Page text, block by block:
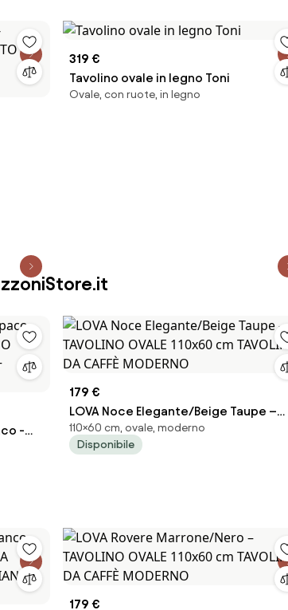
319 €
Tavolino ovale in legno Toni
Ovale, con ruote, in legno
-
179 €
LOVA Noce Elegante/Beige Taupe –
TAVOLINO OVALE 110x60 cm TAVOLINO
DA CAFFÈ MODERNO
110×60 cm, ovale, moderno
Disponibile
179 €